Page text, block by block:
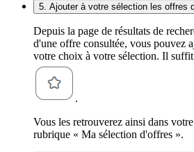
5. Ajouter à votre sélection les offres
Depuis la page de résultats de
d'une offre consultée, vous pouvez
votre choix à votre sélection. Il
.
Vous les retrouverez ainsi dans
rubrique « Ma sélection d'offres ».